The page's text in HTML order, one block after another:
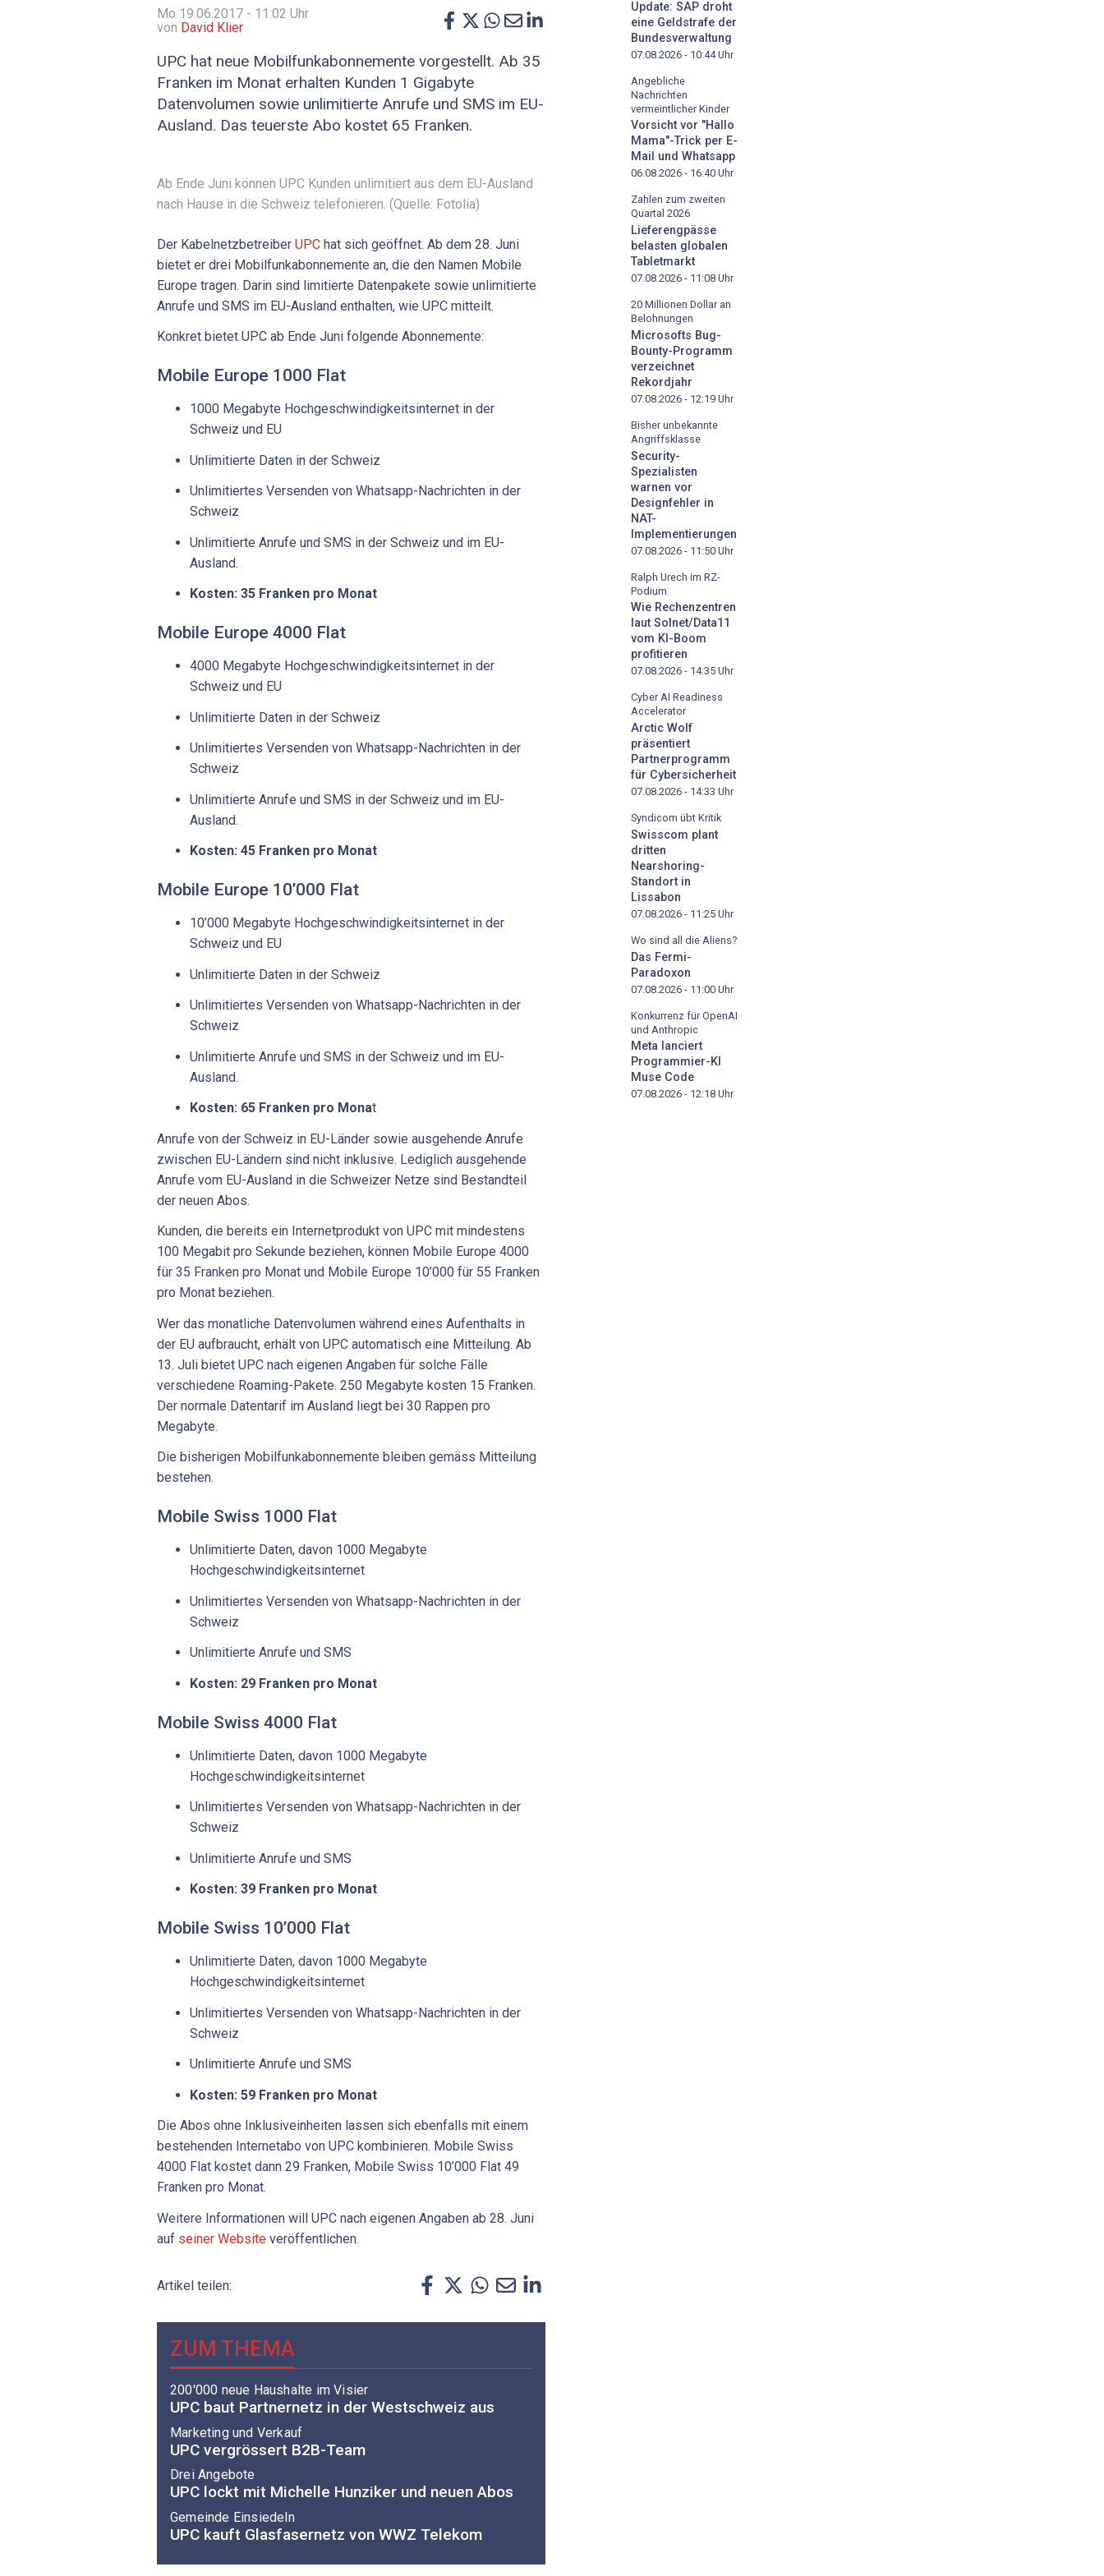
Mo 19.06.2017 - 11:02 Uhr
von David Klier
UPC hat neue Mobilfunkabonnemente vorgestellt. Ab 35
Franken im Monat erhalten Kunden 1 Gigabyte
Datenvolumen sowie unlimitierte Anrufe und SMS im EU-
Ausland. Das teuerste Abo kostet 65 Franken.
Ab Ende Juni können UPC Kunden unlimitiert aus dem EU-Ausland
nach Hause in die Schweiz telefonieren. (Quelle: Fotolia)
Der Kabelnetzbetreiber UPC hat sich geöffnet. Ab dem 28. Juni
bietet er drei Mobilfunkabonnemente an, die den Namen Mobile
Europe tragen. Darin sind limitierte Datenpakete sowie unlimitierte
Anrufe und SMS im EU-Ausland enthalten, wie UPC mitteilt.
Konkret bietet UPC ab Ende Juni folgende Abonnemente:
Mobile Europe 1000 Flat
1000 Megabyte Hochgeschwindigkeitsinternet in der
Schweiz und EU
Unlimitierte Daten in der Schweiz
Unlimitiertes Versenden von Whatsapp-Nachrichten in der
Schweiz
Unlimitierte Anrufe und SMS in der Schweiz und im EU-
Ausland.
Kosten: 35 Franken pro Monat
Mobile Europe 4000 Flat
4000 Megabyte Hochgeschwindigkeitsinternet in der
Schweiz und EU
Unlimitierte Daten in der Schweiz
Unlimitiertes Versenden von Whatsapp-Nachrichten in der
Schweiz
Unlimitierte Anrufe und SMS in der Schweiz und im EU-
Ausland.
Kosten: 45 Franken pro Monat
Mobile Europe 10’000 Flat
10’000 Megabyte Hochgeschwindigkeitsinternet in der
Schweiz und EU
Unlimitierte Daten in der Schweiz
Unlimitiertes Versenden von Whatsapp-Nachrichten in der
Schweiz
Unlimitierte Anrufe und SMS in der Schweiz und im EU-
Ausland.
Kosten: 65 Franken pro Monat
Anrufe von der Schweiz in EU-Länder sowie ausgehende Anrufe
zwischen EU-Ländern sind nicht inklusive. Lediglich ausgehende
Anrufe vom EU-Ausland in die Schweizer Netze sind Bestandteil
der neuen Abos.
Kunden, die bereits ein Internetprodukt von UPC mit mindestens
100 Megabit pro Sekunde beziehen, können Mobile Europe 4000
für 35 Franken pro Monat und Mobile Europe 10’000 für 55 Franken
pro Monat beziehen.
Wer das monatliche Datenvolumen während eines Aufenthalts in
der EU aufbraucht, erhält von UPC automatisch eine Mitteilung. Ab
13. Juli bietet UPC nach eigenen Angaben für solche Fälle
verschiedene Roaming-Pakete. 250 Megabyte kosten 15 Franken.
Der normale Datentarif im Ausland liegt bei 30 Rappen pro
Megabyte.
Die bisherigen Mobilfunkabonnemente bleiben gemäss Mitteilung
bestehen.
Mobile Swiss 1000 Flat
Unlimitierte Daten, davon 1000 Megabyte
Hochgeschwindigkeitsinternet
Unlimitiertes Versenden von Whatsapp-Nachrichten in der
Schweiz
Unlimitierte Anrufe und SMS
Kosten: 29 Franken pro Monat
Mobile Swiss 4000 Flat
Unlimitierte Daten, davon 1000 Megabyte
Hochgeschwindigkeitsinternet
Unlimitiertes Versenden von Whatsapp-Nachrichten in der
Schweiz
Unlimitierte Anrufe und SMS
Kosten: 39 Franken pro Monat
Mobile Swiss 10’000 Flat
Unlimitierte Daten, davon 1000 Megabyte
Hochgeschwindigkeitsinternet
Unlimitiertes Versenden von Whatsapp-Nachrichten in der
Schweiz
Unlimitierte Anrufe und SMS
Kosten: 59 Franken pro Monat
Die Abos ohne Inklusiveinheiten lassen sich ebenfalls mit einem
bestehenden Internetabo von UPC kombinieren. Mobile Swiss
4000 Flat kostet dann 29 Franken, Mobile Swiss 10’000 Flat 49
Franken pro Monat.
Weitere Informationen will UPC nach eigenen Angaben ab 28. Juni
auf seiner Website veröffentlichen.
Artikel teilen:
ZUM THEMA
200'000 neue Haushalte im Visier
UPC baut Partnernetz in der Westschweiz aus
Marketing und Verkauf
UPC vergrössert B2B-Team
Drei Angebote
UPC lockt mit Michelle Hunziker und neuen Abos
Gemeinde Einsiedeln
UPC kauft Glasfasernetz von WWZ Telekom
Update: SAP droht
eine Geldstrafe der
Bundesverwaltung
07.08.2026 - 10:44Uhr
Angebliche
Nachrichten
vermeintlicher Kinder
Vorsicht vor "Hallo
Mama"-Trick per E-
Mail und Whatsapp
06.08.2026 - 16:40 Uhr
Zahlen zum zweiten
Quartal 2026
Lieferengpässe
belasten globalen
Tabletmarkt
07.08.2026 - 11:08 Uhr
20 Millionen Dollar an
Belohnungen
Microsofts Bug-
Bounty-Programm
verzeichnet
Rekordjahr
07.08.2026 - 12:19 Uhr
Bisher unbekannte
Angriffsklasse
Security-
Spezialisten
warnen vor
Designfehler in
NAT-
Implementierungen
07.08.2026 - 11:50 Uhr
Ralph Urech im RZ-
Podium
Wie Rechenzentren
laut Solnet/Data11
vom KI-Boom
profitieren
07.08.2026 - 14:35 Uhr
Cyber AI Readiness
Accelerator
Arctic Wolf
präsentiert
Partnerprogramm
für Cybersicherheit
07.08.2026 - 14:33 Uhr
Syndicom übt Kritik
Swisscom plant
dritten
Nearshoring-
Standort in
Lissabon
07.08.2026 - 11:25 Uhr
Wo sind all die Aliens?
Das Fermi-
Paradoxon
07.08.2026 - 11:00 Uhr
Konkurrenz für OpenAI
und Anthropic
Meta lanciert
Programmier-KI
Muse Code
07.08.2026 - 12:18 Uhr